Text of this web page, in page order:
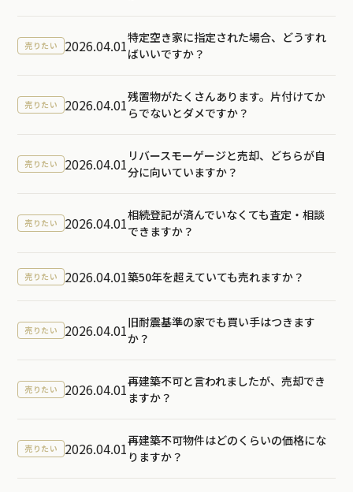
売りたい 2026.04.01特定空き家に指定された場合、どうすれ
ばいいですか？
売りたい 2026.04.01残置物がたくさんあります。片付けてか
らでないとダメですか？
売りたい 2026.04.01 リバースモーゲージと売却、どちらが自
分に向いていますか？
売りたい 2026.04.01相続登記が済んでいなくても査定・相談
できますか？
売りたい 2026.04.01築50年を超えていても売れますか？
売りたい 2026.04.01旧耐震基準の家でも買い手はつきます
か？
売りたい 2026.04.01再建築不可と言われましたが、売却でき
ますか？
売りたい 2026.04.01再建築不可物件はどのくらいの価格にな
りますか？